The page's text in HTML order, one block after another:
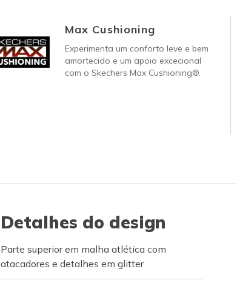
Max Cushioning
Experimenta um conforto leve e bem
amortecido e um apoio excecional
com o Skechers Max Cushioning®.
Detalhes do design
Parte superior em malha atlética com
atacadores e detalhes em glitter